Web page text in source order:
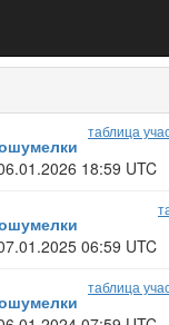
таблица
18:59 UTC
06:59 UTC
таблица